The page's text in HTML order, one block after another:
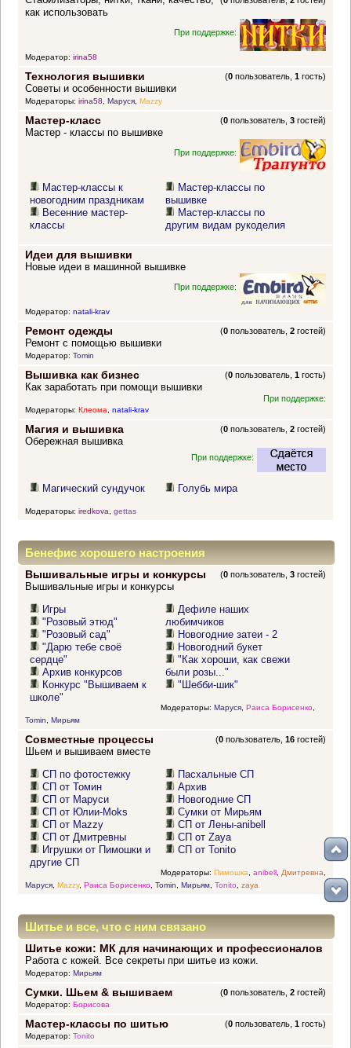
как использовать
При поддержке:
Модератор: irina58
Технология вышивки (0 пользователь,1 гость)
Советы и особенности вышивки
Модераторы: irina58, Маруся, Mazzy
Мастер-класс (0 пользователь,3 гостей)
Мастер - классы по вышивке
При поддержке:
Мастер-классы к
новогодним праздникам
Весенние мастер-
классы
Мастер-классы по
вышивке
Мастер-классы по
другим видам рукоделия
Идеи для вышивки
Новые идеи в машинной вышивке
При поддержке:
Модератор: natali-krav
Ремонт одежды (0 пользователь,2 гостей)
Ремонт с помощью вышивки
Модератор: Tomin
Вышивка как бизнес (0 пользователь,1 гость)
Как заработать при помощи вышивки
При поддержке:
Модераторы: Клеома, natali-krav
Магия и вышивка (0 пользователь,2 гостей)
Обережная вышивка
При поддержке:
Магический сундучок Голубь мира
Модераторы: iredkova gettas
Бенефис хорошего настроения
Вышивальные игры и конкурсы (0 пользователь,3 гостей)
Вышивальные игры и конкурсы
Игры
"Розовый этюд"
"Розовый сад"
"Дарю тебе своё
сердце"
Архив конкурсов
Конкурс "Вышиваем к
школе"
Дефиле наших
любимчиков
Новогодние затеи - 2
Новогодний букет
"Как хороши, как свежи
были розы..."
"Шебби-шик"
Модераторы: Маруся, Раиса Борисенко,
Tomin
Мирьям
Совместные процессы (0 пользователь,16 гостей)
Шьем и вышиваем вместе
СП по фотостежку
СП от Томин
СП от Маруси
СП от Юлии-Moks
СП от Mazzy
СП от Дмитревны
Игрушки от Пимошки и
другие СП
Пасхальные СП
Архив
Новогодние СП
Сумки от Мирьям
СП от Лены-anibell
СП от Zaya
СП от Tonito
Модераторы: Пимошка anibell, Дмитревна
Маруся, Mazzy, Раиса Борисенко, Tomin Мирьям, Tonito zaya
Шитье и все, что с ним связано
Шитье кожи: МК для начинающих и профессионалов
Работа с кожей. Все секреты при шитье из кожи.
Модератор: Мирьям
Сумки. Шьем & вышиваем (0 пользователь,2 гостей)
Модератор: Борисова
Мастер-классы по шитью (0 пользователь,1 гость)
Модератор: Tonito